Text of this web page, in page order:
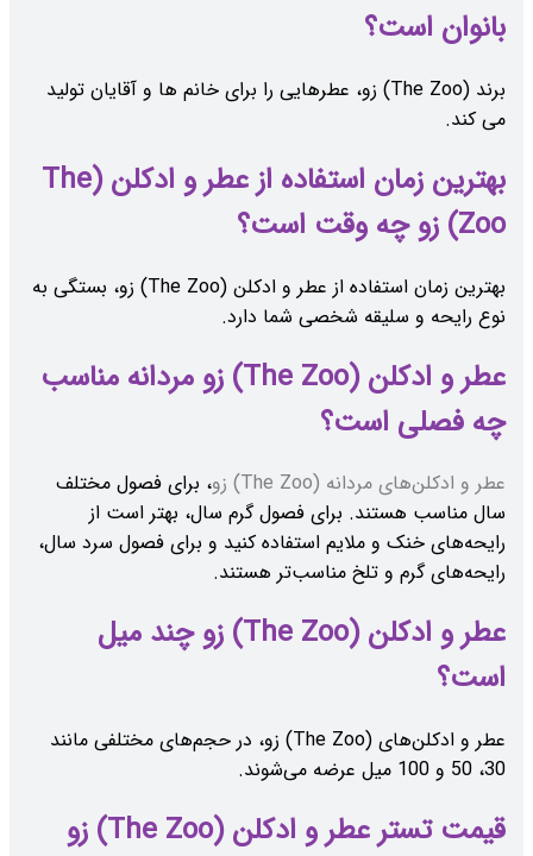
بانوان است؟
برند (The Zoo) زو، عطرهایی را برای خانم ها و آقایان تولید
می کند.
بهترین زمان استفاده از عطر و ادکلن (The
Zoo) زو چه وقت است؟
بهترین زمان استفاده از عطر و ادکلن (The Zoo) زو، بستگی به
نوع رایحه و سلیقه شخصی شما دارد.
عطر و ادکلن (The Zoo) زو مردانه مناسب
چه فصلی است؟
عطر و ادکلن‌های مردانه (The Zoo) زو
، برای فصول مختلف
سال مناسب هستند. برای فصول گرم سال، بهتر است از
رایحه‌های خنک و ملایم استفاده کنید و برای فصول سرد سال،
رایحه‌های گرم و تلخ مناسب‌تر هستند.
عطر و ادکلن (The Zoo) زو چند میل
است؟
عطر و ادکلن‌های (The Zoo) زو، در حجم‌های مختلفی مانند
30، 50 و 100 میل عرضه می‌شوند.
قیمت تستر عطر و ادکلن (The Zoo) زو